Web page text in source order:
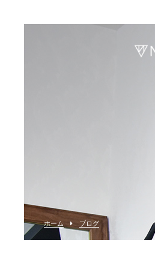
ホーム ブログ